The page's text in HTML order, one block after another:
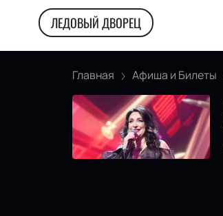
ЛЕДОВЫЙ ДВОРЕЦ
Главная Афиша и Билеты